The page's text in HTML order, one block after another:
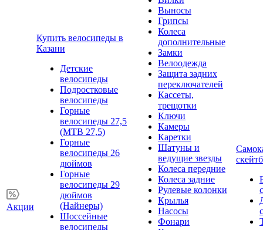
Акции
Купить велосипеды в
Казани
Детские
велосипеды
Подростковые
велосипеды
Горные
велосипеды 27,5
(MTB 27,5)
Горные
велосипеды 26
дюймов
Горные
велосипеды 29
дюймов
(Найнеры)
Шоссейные
велосипеды
Выносы
Грипсы
Колеса
дополнительные
Замки
Велоодежда
Защита задних
переключателей
Кассеты,
трещотки
Ключи
Камеры
Каретки
Шатуны и
ведущие звезды
Колеса передние
Колеса задние
Рулевые колонки
Крылья
Насосы
Фонари